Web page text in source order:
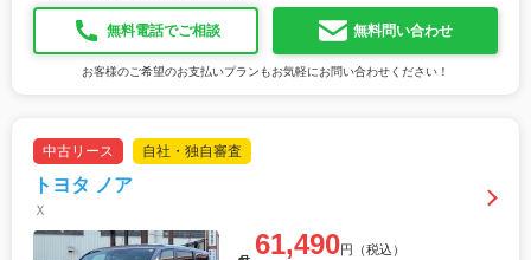
無料電話でご相談 無料問い合わせ
お客様のご希望のお支払いプランもお気軽にお問い合わせください！
中古リース 自社・独自審査
トヨタ ノア
Ｘ
61,490円（税込）